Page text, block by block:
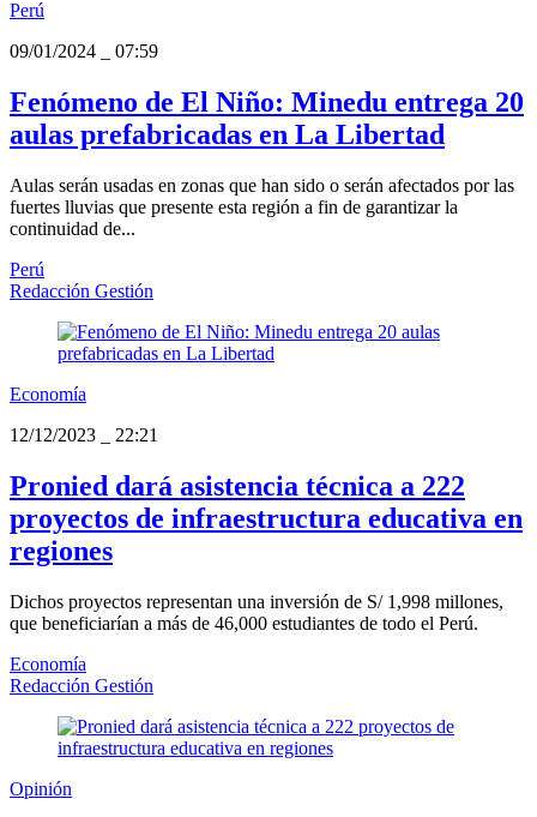
Perú
09/01/2024
07:59
Fenómeno de El Niño: Minedu entrega 20
aulas prefabricadas en La Libertad
Aulas serán usadas en zonas que han sido o serán afectados por las
fuertes lluvias que presente esta región a fin de garantizar la
continuidad de...
Perú
Redacción Gestión
Economía
12/12/2023
22:21
Pronied dará asistencia técnica a 222
proyectos de infraestructura educativa en
regiones
Dichos proyectos representan una inversión de S/ 1,998 millones,
que beneficiarían a más de 46,000 estudiantes de todo el Perú.
Economía
Redacción Gestión
Opinión